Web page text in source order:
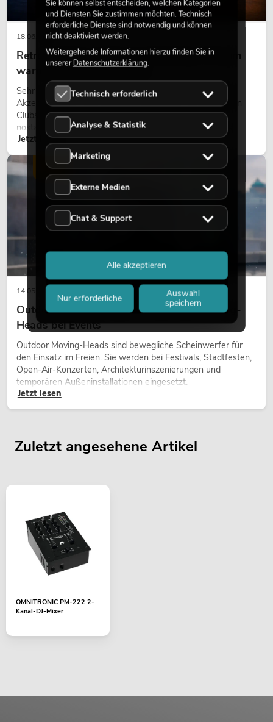
18.06.2026
Retro-Licht im modernen Lichtdesign: Warum
warmes Licht wieder wirkt
Sehr warmes Licht, sichtbare Leuchtflächen und farbige
Akzente prägen viele aktuelle Lichtdesigns auf Bühnen, in
Clubs und bei Events. Retro-Licht ist dabei kein rein
nostalgischer Effekt, sondern ein bewusst eingesetztes
Gestaltungsmittel: Es schafft Atmosphäre, gibt Szenen
Charakter und kann technische LED-Setups emotionaler
wirken lassen.
Jetzt lesen
14.05.2026
Outdoor Moving-Heads: Wetterfeste Moving-
Heads bei Events
Outdoor Moving-Heads sind bewegliche Scheinwerfer für
den Einsatz im Freien. Sie werden bei Festivals, Stadtfesten,
Open-Air-Konzerten, Architekturinszenierungen und
temporären Außeninstallationen eingesetzt.
Jetzt lesen
LICHT
Zuletzt angesehene Artikel
OMNITRONIC PM-222 2-
Kanal-DJ-Mixer
Sie können selbst entscheiden, welchen Kategorien
und Diensten Sie zustimmen möchten. Technisch
erforderliche Dienste sind notwendig und können
nicht deaktiviert werden.
Weitergehende Informationen hierzu finden Sie in
unsererDatenschutzerklärung.
Technisch erforderlich
Analyse & Statistik
Marketing
Externe Medien
Chat & Support
Nur erforderliche
Auswahl
speichern
Alle akzeptieren